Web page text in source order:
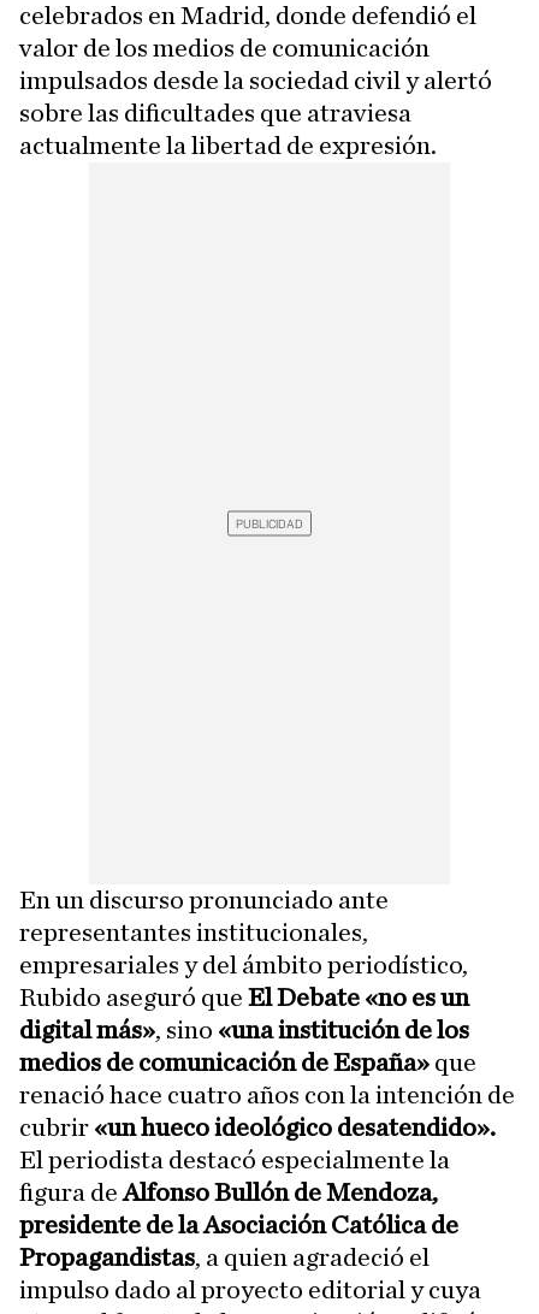
celebrados en Madrid, donde defendió el
valor de los medios de comunicación
impulsados desde la sociedad civil y alertó
sobre las dificultades que atraviesa
actualmente la libertad de expresión.
En un discurso pronunciado ante
representantes institucionales,
empresariales y del ámbito periodístico,
Rubido aseguró que El Debate «no es un
digital más», sino «una institución de los
medios de comunicación de España» que
renació hace cuatro años con la intención de
cubrir «un hueco ideológico desatendido».
El periodista destacó especialmente la
figura deAlfonso Bullón de Mendoza,
presidente de la Asociación Católica de
Propagandistas, a quien agradeció el
impulso dado al proyecto editorial y cuya